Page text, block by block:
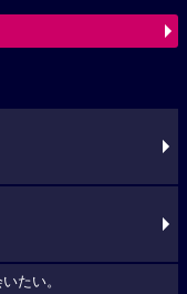
たい。